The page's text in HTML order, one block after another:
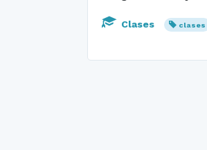
Clases clases